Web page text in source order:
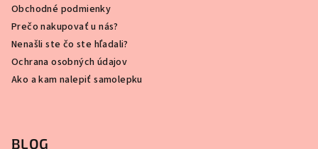
Obchodné podmienky
Prečo nakupovať u nás?
Nenašli ste čo ste hľadali?
Ochrana osobných údajov
Ako a kam nalepiť samolepku
BLOG